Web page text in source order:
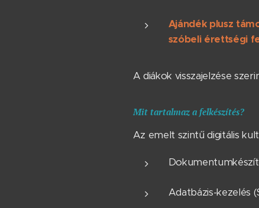
Ajándék plusz
szóbeli érettségi
A diákok visszajelzése
Mit tartalmaz a felkészítés?
Az emelt szintű digitális
Adatbázis-kezelés